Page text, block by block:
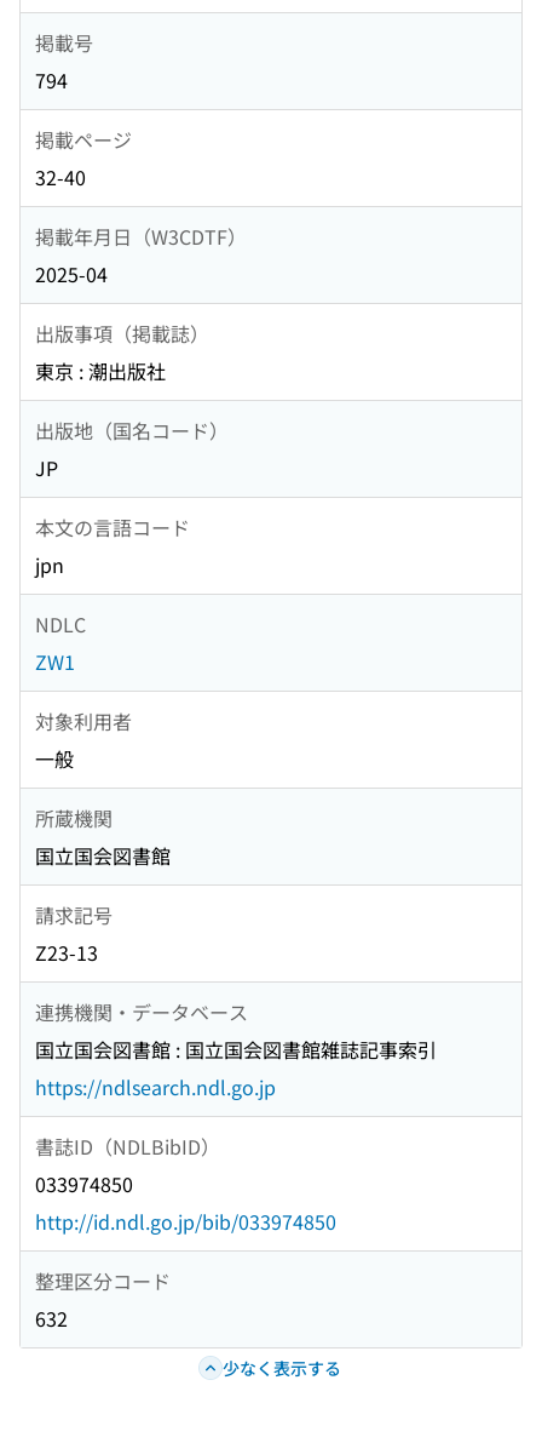
掲載号
794
掲載ページ
32-40
掲載年月日（W3CDTF）
2025-04
出版事項（掲載誌）
東京 : 潮出版社
出版地（国名コード）
JP
本文の言語コード
jpn
NDLC
ZW1
対象利用者
一般
所蔵機関
国立国会図書館
請求記号
Z23-13
連携機関・データベース
国立国会図書館 : 国立国会図書館雑誌記事索引
https://ndlsearch.ndl.go.jp
書誌ID（NDLBibID）
033974850
http://id.ndl.go.jp/bib/033974850
整理区分コード
632
少なく表示する